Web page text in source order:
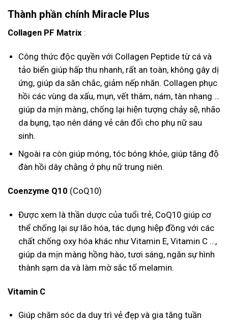
Thành phần chính Miracle Plus
Collagen PF Matrix :
Công thức độc quyền với Collagen Peptide từ cá và
tảo biển giúp hấp thu nhanh, rất an toàn, không gây dị
ứng, giúp da săn chắc, giảm nếp nhăn. Collagen phục
hồi các vùng da xấu, mụn, vết thâm, nám, tàn nhang …
giúp da mịn màng, chống lại hiện tượng chảy sệ, nhão
da bụng, tạo nên dáng vẻ cân đối cho phụ nữ sau
sinh.
Ngoài ra còn giúp móng, tóc bóng khỏe, giúp tăng độ
đàn hồi dây chằng ở phụ nữ trung niên.
Coenzyme Q10 (CoQ10)
Được xem là thần dược của tuổi trẻ, CoQ10 giúp cơ
thể chống lại sự lão hóa, tác dụng hiệp đồng với các
chất chống oxy hóa khác như Vitamin E, Vitamin C …,
giúp da mịn màng hồng hào, tươi sáng, ngăn sự hình
thành sạm da và làm mờ sắc tố melamin.
Vitamin C
Giúp chăm sóc da duy trì vẻ đẹp và gia tăng tuần